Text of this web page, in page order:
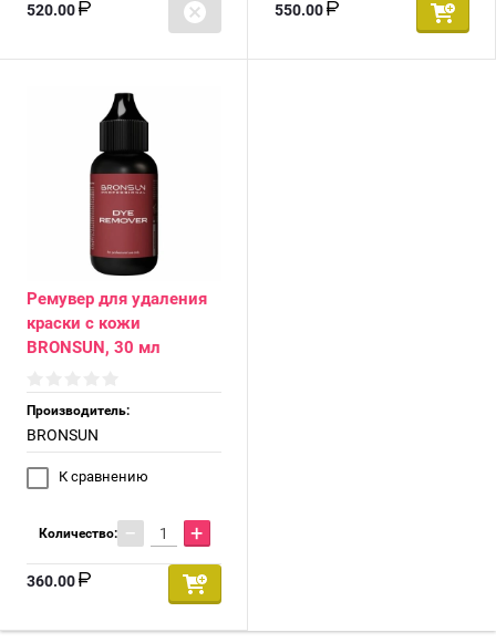
520.00 550.00
Ремувер для удаления
краски с кожи
BRONSUN, 30 мл
Производитель:
BRONSUN
К сравнению
Количество: − +
360.00